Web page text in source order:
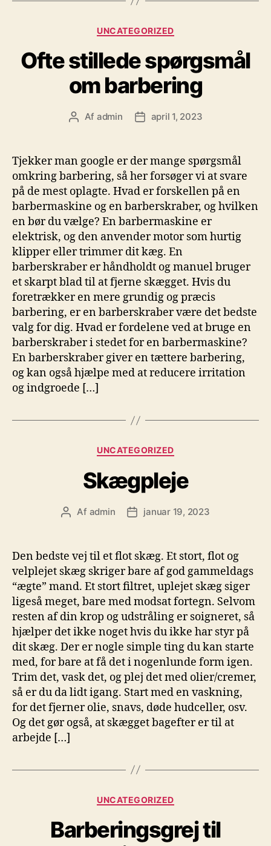
Kategorier
UNCATEGORIZED
Ofte stillede spørgsmål
om barbering
Indlægsforfatter
Af admin Indlægsdato
april 1, 2023
Tjekker man google er der mange spørgsmål
omkring barbering, så her forsøger vi at svare
på de mest oplagte. Hvad er forskellen på en
barbermaskine og en barberskraber, og hvilken
en bør du vælge? En barbermaskine er
elektrisk, og den anvender motor som hurtig
klipper eller trimmer dit kæg. En
barberskraber er håndholdt og manuel bruger
et skarpt blad til at fjerne skægget. Hvis du
foretrækker en mere grundig og præcis
barbering, er en barberskraber være det bedste
valg for dig. Hvad er fordelene ved at bruge en
barberskraber i stedet for en barbermaskine?
En barberskraber giver en tættere barbering,
og kan også hjælpe med at reducere irritation
og indgroede […]
Kategorier
UNCATEGORIZED
Skægpleje
Indlægsforfatter
Af admin Indlægsdato
januar 19, 2023
Den bedste vej til et flot skæg. Et stort, flot og
velplejet skæg skriger bare af god gammeldags
“ægte” mand. Et stort filtret, uplejet skæg siger
ligeså meget, bare med modsat fortegn. Selvom
resten af din krop og udstråling er soigneret, så
hjælper det ikke noget hvis du ikke har styr på
dit skæg. Der er nogle simple ting du kan starte
med, for bare at få det i nogenlunde form igen.
Trim det, vask det, og plej det med olier/cremer,
så er du da lidt igang. Start med en vaskning,
for det fjerner olie, snavs, døde hudceller, osv.
Og det gør også, at skægget bagefter er til at
arbejde […]
Kategorier
UNCATEGORIZED
Barberingsgrej til